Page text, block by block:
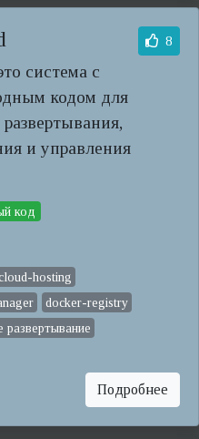
система с
кодом для
и управления
8
код
hosting
docker-registry
развертывание
Подробнее